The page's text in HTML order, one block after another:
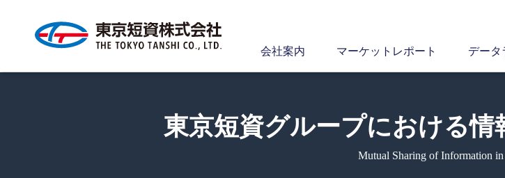
会社案内 マーケットレポート データ
東京短資グループにおける情
Mutual Sharing of Information